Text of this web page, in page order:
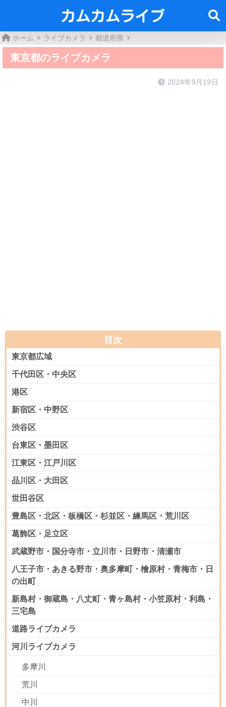
ホーム ライブカメラ 都道府県
東京都のライブカメラ
2024年9月19日
目次
東京都広域
千代田区・中央区
港区
新宿区・中野区
渋谷区
台東区・墨田区
江東区・江戸川区
品川区・大田区
世田谷区
豊島区・北区・板橋区・杉並区・練馬区・荒川区
葛飾区・足立区
武蔵野市・国分寺市・立川市・日野市・清瀬市
八王子市・あきる野市・奥多摩町・檜原村・青梅市・日
の出町
新島村・御蔵島・八丈町・青ヶ島村・小笠原村・利島・
三宅島
道路ライブカメラ
河川ライブカメラ
多摩川
荒川
中川